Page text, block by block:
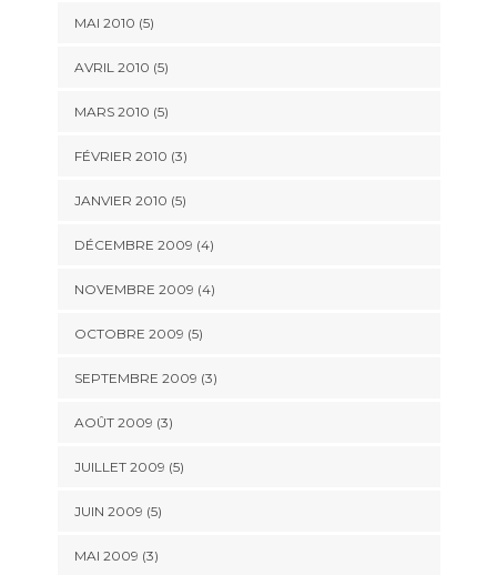
MAI 2010 (5)
AVRIL 2010 (5)
MARS 2010 (5)
FÉVRIER 2010 (3)
JANVIER 2010 (5)
DÉCEMBRE 2009 (4)
NOVEMBRE 2009 (4)
OCTOBRE 2009 (5)
SEPTEMBRE 2009 (3)
AOÛT 2009 (3)
JUILLET 2009 (5)
JUIN 2009 (5)
MAI 2009 (3)